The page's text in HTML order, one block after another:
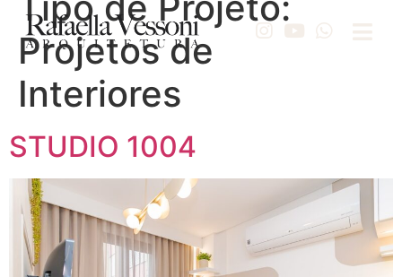
Projetos de
Interiores
STUDIO 1004